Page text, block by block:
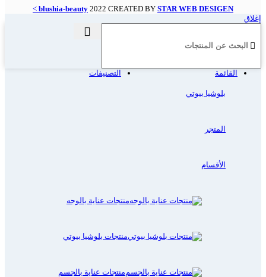
blushia-beauty 2022 CREATED BY STAR WEB DESIGEN
>
إغلاق
القائمة التصنيفات
بلوشيا بيوتي
المتجر
الأقسام
منتجات عناية بالوجه
منتجات بلوشيا بيوتي
منتجات عناية بالجسم